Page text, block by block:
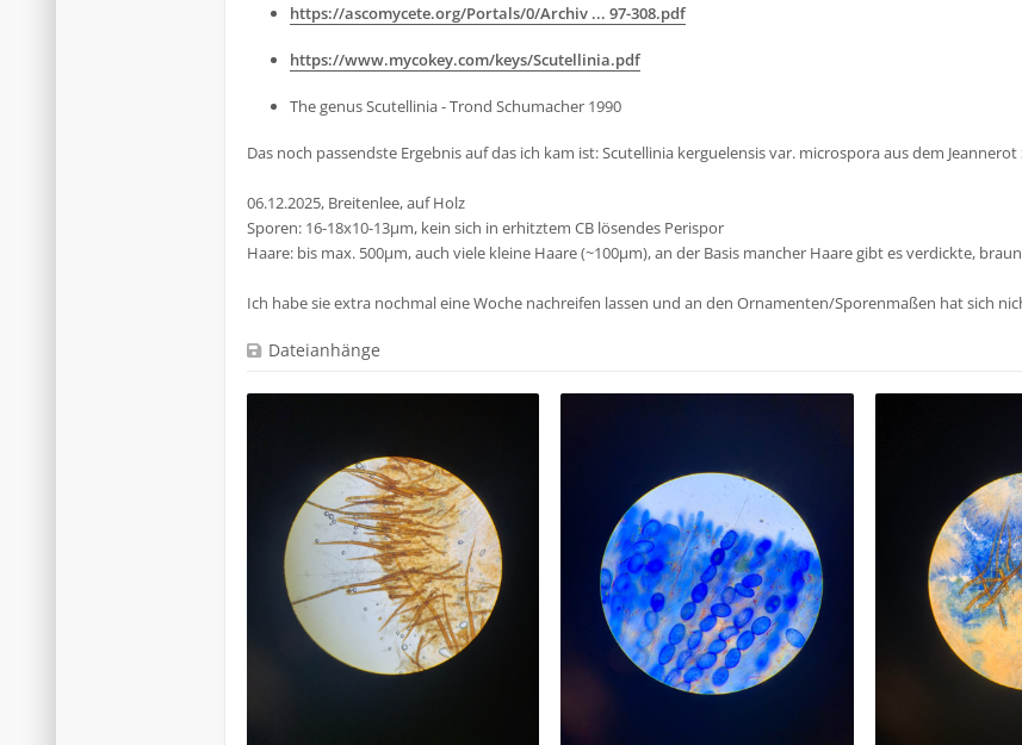
https://ascomycete.org/Portals/0/Archiv ... 97-308.pdf
https://www.mycokey.com/keys/Scutellinia.pdf
The genus Scutellinia - Trond Schumacher 1990
Das noch passendste Ergebnis auf das ich kam ist: Scutellinia kerguelensis var. microspora aus dem Jeannerot
06.12.2025, Breitenlee, auf Holz
Sporen: 16-18x10-13µm, kein sich in erhitztem CB lösendes Perispor
Haare: bis max. 500µm, auch viele kleine Haare (~100µm), an der Basis mancher Haare gibt es verdickte,
Ich habe sie extra nochmal eine Woche nachreifen lassen und an den Ornamenten/Sporenmaßen hat sich
Dateianhänge